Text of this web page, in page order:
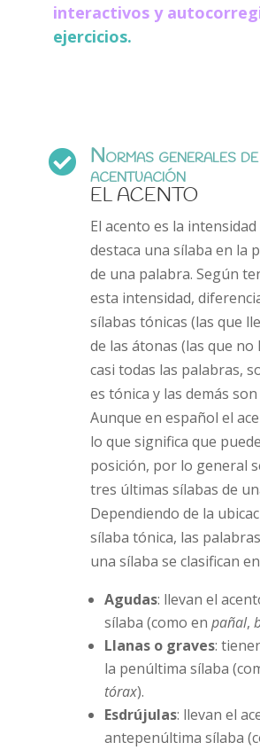
interactivos y
ejercicios.
 Normas generales de
acentuación
EL ACENTO
El acento es la
destaca una sílaba en la
de una palabra. Según
esta intensidad,
sílabas tónicas (las que
de las átonas (las que no
casi todas las palabras,
es tónica y las demás
Aunque en español el
lo que significa que
posición, por lo general
tres últimas sílabas de
Dependiendo de la
sílaba tónica, las
una sílaba se clasifican
Agudas: llevan el
sílaba (como en pañal,
Llanas o graves:
la penúltima sílaba
tórax).
Esdrújulas: llevan el
antepenúltima sílaba